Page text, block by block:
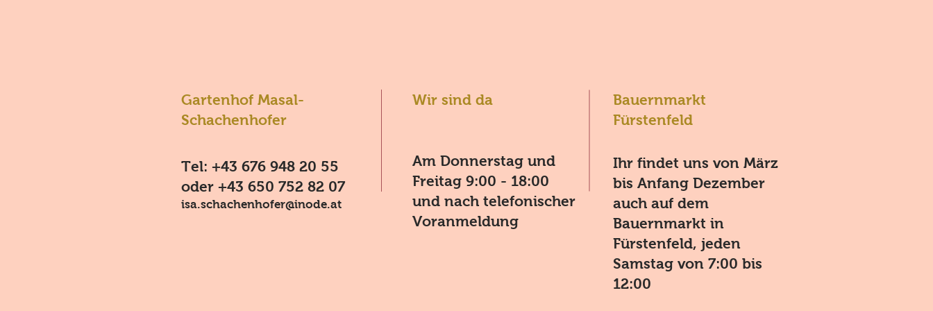
Gartenhof Masal-
Schachenhofer
Tel: +43 676 948 20 55
oder +43 650 752 82 07
isa.schachenhofer@inode.at
Ihr findet uns von März
bis Anfang Dezember
auch auf dem
Bauernmarkt in
Fürstenfeld, jeden
Samstag von 7:00 bis
12:00
Bauernmarkt
Fürstenfeld
Wir sind da
Am Donnerstag und
Freitag 9:00 - 18:00
und nach telefonischer
Voranmeldung